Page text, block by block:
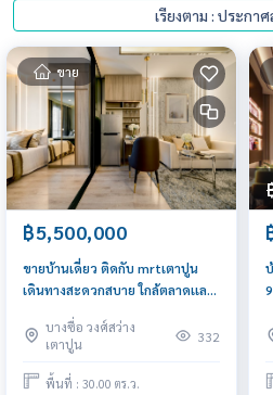
เรียงตาม : ปร
ขาย
฿5,500,000
ขายบ้านเดี่ยว ติดกับ mrtเตาปูน
เดินทางสะดวกสบาย ใกล้ตลาดเเละ
บางซื่อ วงศ์สว่าง
เตาปูน
332
พื้นที่ : 30.00 ตร.ว.